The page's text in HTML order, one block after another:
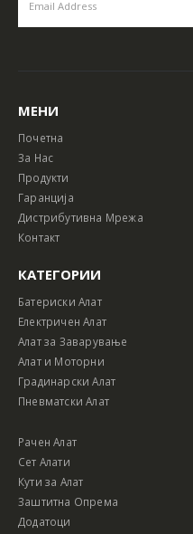
МЕНИ
Почетна
За Нас
Продукти
Гаранција
Дистрибутивна Мрежа
Контакт
КАТЕГОРИИ
Батериски Алат
Електричен Алат
Алат за Заварување
Алат и Моторни
Градинарски Алат
Пневматски Алат
Рачен Алат
Сет Алати
Кути за Алат
Заштитна Опрема
Додатоци